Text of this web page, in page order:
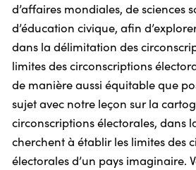
d’affaires mondiales, de sciences
d’éducation civique, afin
dans la délimitation des
limites des circonscriptions
de manière aussi équitable que
sujet avec notre leçon sur la
circonscriptions électorales, dans
cherchent à établir les limites des
électorales d’un pays imaginaire.